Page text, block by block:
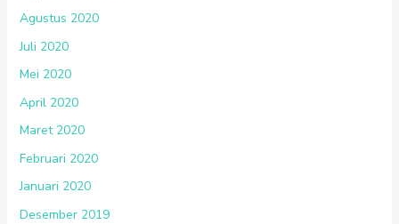
Agustus 2020
Juli 2020
Mei 2020
April 2020
Maret 2020
Februari 2020
Januari 2020
Desember 2019